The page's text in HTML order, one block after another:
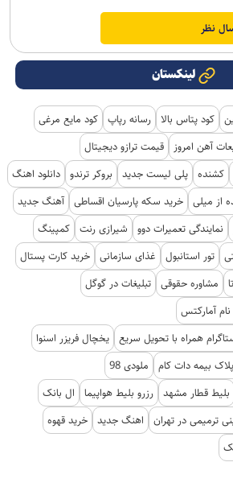
لینکستان
کود پتاس بالا رسانه رپاپ کود مایع مرغی
آهن امروز
قیمت ترازو دیجیتال
کشنده پلی لیست جدید بروکر ترندو دانلود اهنگ
از میلی خرید سکه پارسیان اقساطی آهنگ جدید
نمایندگی تعمیرات دوو شیرازی رنت کمپینگ
تور استانبول غذای سازمانی خرید کارت پستال
مشاوره حقوقی تبلیغات در گوگل
آمارکتس
همراه با تحویل سریع یخچال فریزر اسنوا
بیمه دات کام
ملودی 98
بلیط قطار مشهد رزرو بلیط هواپیما
ال بانک
ترمیمی در تهران اهنگ جدید خرید قهوه